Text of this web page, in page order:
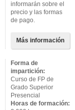
informarán sobre el
precio y las formas
de pago.
Más información
Forma de
impartición:
Curso de FP de
Grado Superior
Presencial
Horas de formación: